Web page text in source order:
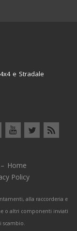
e Stradale
Home
Policy
alla raccorderia e
o altri componenti inviati
scambio.